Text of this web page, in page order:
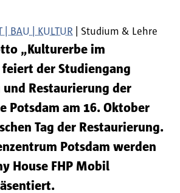
| BAU | KULTUR Studium & Lehre
„Kulturerbe im
feiert der Studiengang
und Restaurierung der
Potsdam am 16. Oktober
Tag der Restaurierung.
Potsdam werden
House FHP Mobil